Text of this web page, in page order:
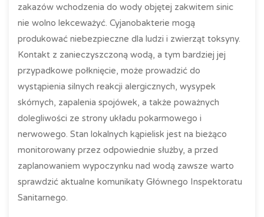
zakazów wchodzenia do wody objętej zakwitem sinic
nie wolno lekceważyć. Cyjanobakterie mogą
produkować niebezpieczne dla ludzi i zwierząt toksyny.
Kontakt z zanieczyszczoną wodą, a tym bardziej jej
przypadkowe połknięcie, może prowadzić do
wystąpienia silnych reakcji alergicznych, wysypek
skórnych, zapalenia spojówek, a także poważnych
dolegliwości ze strony układu pokarmowego i
nerwowego. Stan lokalnych kąpielisk jest na bieżąco
monitorowany przez odpowiednie służby, a przed
zaplanowaniem wypoczynku nad wodą zawsze warto
sprawdzić aktualne komunikaty Głównego Inspektoratu
Sanitarnego.